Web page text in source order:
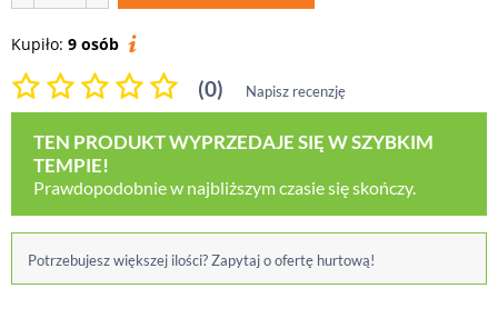
Kupiło: 9 osób
(0) Napisz recenzję
TEN PRODUKT WYPRZEDAJE SIĘ W SZYBKIM
TEMPIE!
Prawdopodobnie w najbliższym czasie się skończy.
Potrzebujesz większej ilości? Zapytaj o ofertę hurtową!